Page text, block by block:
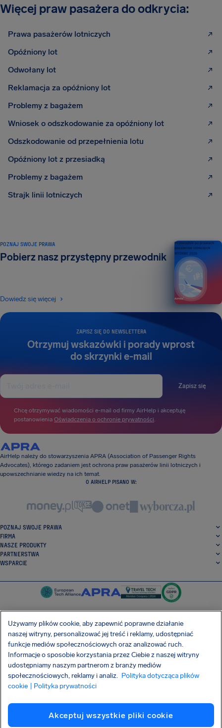
Więcej praw pasażera do odkrycia:
Prawa pasażerów lotniczych
Opóźniony lot
Odwołany lot
Reklamacja za opóźniony lot
Problemy z bagażem
Wniosek o odszkodowanie za opóźniony lot
Odszkodowanie od przepełnienia lotu
Opóźniony lot z przesiadką
Problemy z bagażem
Strajk linii lotniczych
ZAPISZ SIĘ DO NEWSLETTERA
Otrzymuj wskazówki i porady wprost
do skrzynki e-mail
Zapisz się
Chcę otrzymywać wiadomości e-mail od firmy AirHelp i akceptuję
postanowienia Oświadczenia o ochronie prywatności.
POZNAJ SWOJE PRAWA
Pobierz nasz przystępny przewodnik
Dowiedz się więcej
Przewodnik po prawach
pasażerów lotniczych
WYDANIE 2026
AirHelp należy do stowarzyszenia APRA (Association of Passenger Rights
Advocates), którego zadaniem jest ochrona praw pasażerów linii lotniczych i
upowszechnianie wiedzy na ich temat.
O AIRHELP PISANO W:
POZNAJ SWOJE PRAWA
FIRMA
NASZE PRODUKTY
PARTNERSTWA
WSPARCIE
SocialFacebook
SocialTwitter
SocialInstagram
SocialLinkedin
POBIERZ NASZĄ DARMOWĄ APLIKACJĘ
Polityka prywatności Pliki cookie
Imprint
Atak na łańcuch dostaw Shai-Hulud
Używamy plików cookie, aby zapewnić poprawne działanie
naszej witryny, personalizować jej treść i reklamy, udostępniać
funkcje mediów społecznościowych oraz analizować ruch.
Informacje o sposobie korzystania przez Ciebie z naszej witryny
udostępniamy naszym partnerom z branży mediów
społecznościowych, reklamy i analiz. Polityka dotycząca plików
cookie
| Polityka prywatności
Akceptuj wszystkie pliki cookie